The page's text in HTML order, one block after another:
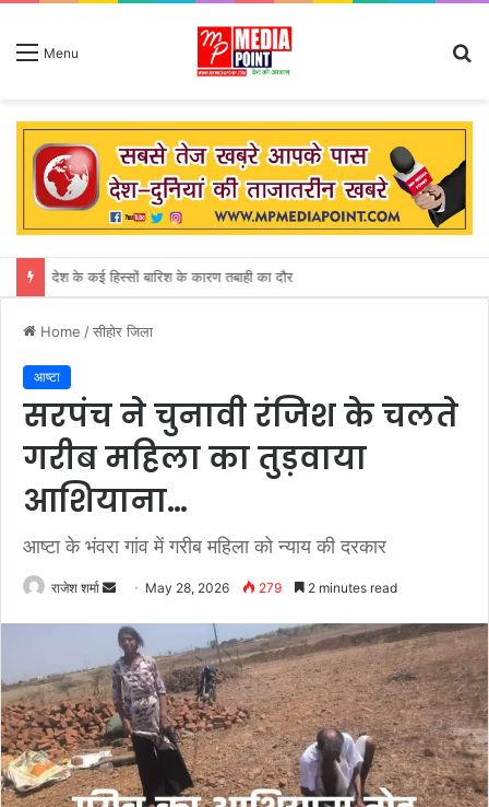
Menu
देश के कई हिस्सों बारिश के कारण तबाही का दौर
Home /सीहोर जिला
आष्टा
सरपंच ने चुनावी रंजिश के चलते
गरीब महिला का तुड़वाया
आशियाना…
आष्टा के भंवरा गांव में गरीब महिला को न्याय की दरकार
राजेश शर्मा
n
d
a
n
e
m
a
May 28, 2026 279 2 minutes read